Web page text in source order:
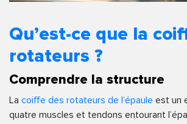
Qu’est-ce que la
rotateurs ?
Comprendre la structure
La coiffe des rotateurs de l’épaule est un
quatre muscles et tendons entourant